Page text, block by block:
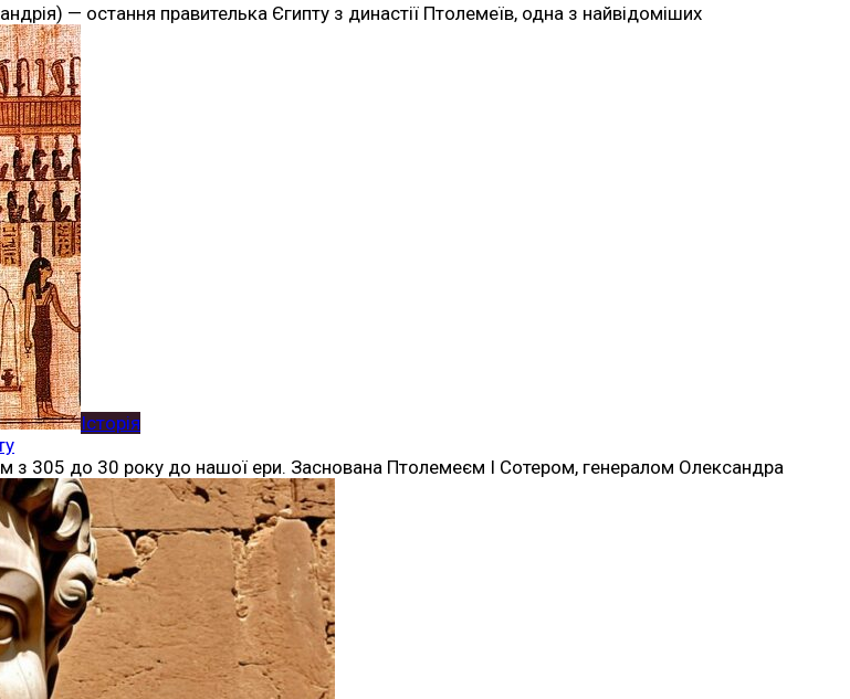
— остання правителька Єгипту з династії Птолемеїв, одна з найвідоміших
Історія
з 305 до 30 року до нашої ери. Заснована Птолемеєм I Сотером, генералом Олександра